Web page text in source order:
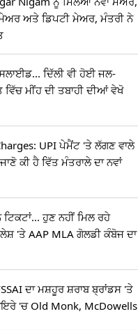
ਅਤੇ ਡਿਪਟੀ ਮੇਅਰ, ਮੰਤਰੀ ਨੇ
ਦਿੱਲੀ ਵੀ ਹੋਈ ਜਲ-
ਮੀਂਹ ਦੀ ਤਬਾਹੀ ਦੀਆਂ ਵੇਖੋ
UPI ਪੇਮੈਂਟ 'ਤੇ ਲੱਗਣ ਵਾਲੇ
ਕੀ ਹੈ ਵਿੱਤ ਮੰਤਰਾਲੇ ਦਾ ਨਵਾਂ
ਹੁਣ ਨਹੀਂ ਮਿਲ ਰਹੇ
'ਤੇ AAP MLA ਗੋਲਡੀ ਕੰਬੋਜ ਦਾ
ਦਾ ਮਸ਼ਹੂਰ ਸ਼ਰਾਬ ਬ੍ਰਾਂਡਸ 'ਤੇ
'ਚ Old Monk, McDowells